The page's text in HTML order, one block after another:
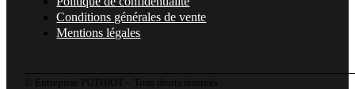
Conditions générales de vente
Mentions légales
© Entreprise PUTHIOT – Tous droits réservés